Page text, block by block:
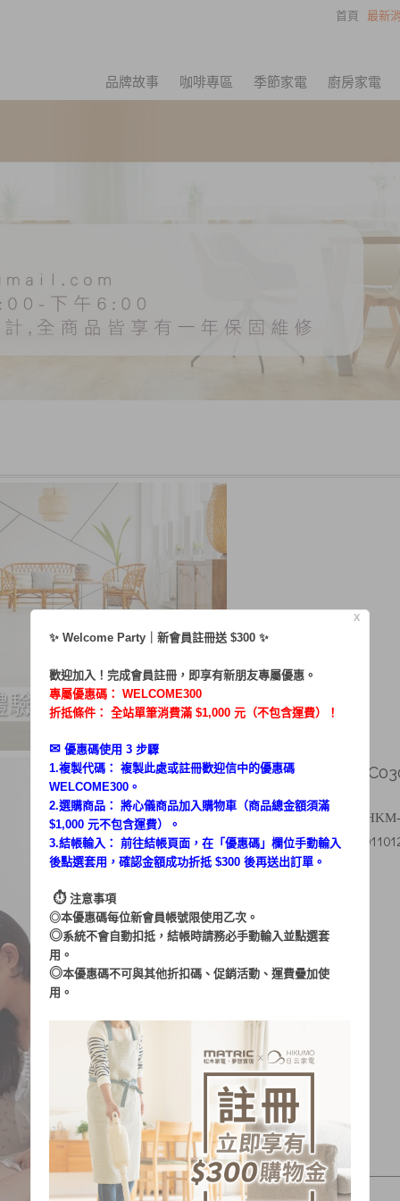
首頁 最新
品牌故事 咖啡專區 季節家電 廚房家電
瑞秋兒／體驗HKM-
瑞秋兒
文章出處：https://
X
✨ Welcome Party｜新會員註冊送 $300 ✨
歡迎加入！完成會員註冊，即享有新朋友專屬優惠。
專屬優惠碼： WELCOME300
折抵條件： 全站單筆消費滿 $1,000 元（不包含運費）！
✉︎ 優惠碼使用 3 步驟
1.複製代碼： 複製此處或註冊歡迎信中的優惠碼
WELCOME300。
2.選購商品： 將心儀商品加入購物車（商品總金額須滿
$1,000 元不包含運費）。
3.結帳輸入： 前往結帳頁面，在「 優惠碼 」欄位手動輸入
後點選套用，確認金額成功折抵 $300 後再送出訂單。
⏱︎ 注意事項
◎本優惠碼每位新會員帳號限使用乙次。
◎系統不會自動扣抵，結帳時請務必手動輸入並點選套
用。
◎本優惠碼不可與其他折扣碼、促銷活動、運費疊加使
用。